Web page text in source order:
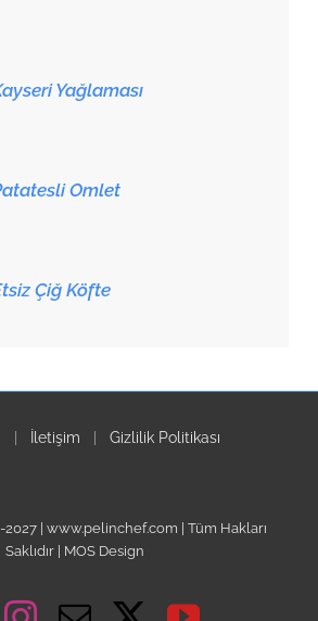
Yağlaması
Omlet
Çiğ Köfte
| İletişim | Gizlilik Politikası
| www.pelinchef.com | Tüm Hakları
Saklıdır | MOS Design